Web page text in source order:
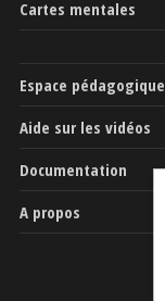
Cartes mentales
Espace pédagogique
Aide sur les vidéos
Documentation
A propos